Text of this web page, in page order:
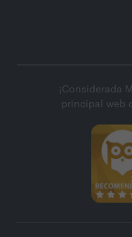
¡Considerada
principal web